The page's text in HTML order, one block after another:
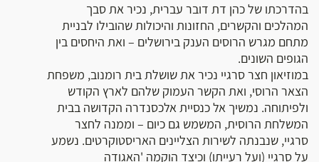
בהדרכתו של כהן דת דובר עברית, נכיר את סבך
המהלכים והקשרים, החזונות והיכולות שהובילו לבניית
מתחם מגרש הרוסים הענק בירושלים – ואת היחסים בין
הגופים השונים.
במוזיאון חצר סרגיי נכיר את שושלת בית רומנוב, משפחת
הצאר הרוסי, ואת הקשר העמוק שלהם לארץ הקודש
ולפיתוחה. נמשיך אל כנסיית אלכסנדרה הקדושה בבית
המשלחת הרוסית, המשמש גם כיום – וממנה לחצר
סרגיי, שנבנתה לשירות הצליינים האריסטוקרטים. נשמע
על סרגיי (ועל רעייתו) וכיצד הוקמה 'האגודה